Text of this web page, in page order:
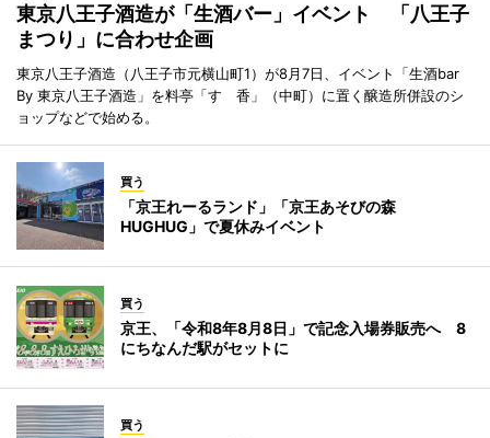
東京八王子酒造が「生酒バー」イベント 「八王子
まつり」に合わせ企画
東京八王子酒造（八王子市元横山町1）が8月7日、イベント「生酒bar
By 東京八王子酒造」を料亭「すゞ香」（中町）に置く醸造所併設のシ
ョップなどで始める。
買う
「京王れーるランド」「京王あそびの森
HUGHUG」で夏休みイベント
買う
京王、「令和8年8月8日」で記念入場券販売へ 8
にちなんだ駅がセットに
買う